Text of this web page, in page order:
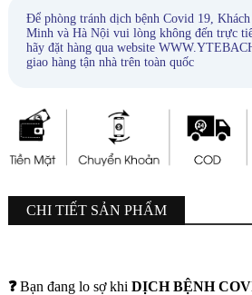
Để phòng tránh dịch bệnh Covid 19,
Minh và Hà Nội vui lòng không đến trực
hãy đặt hàng qua website
giao hàng tận nhà trên toàn quốc
CHI TIẾT SẢN PHẨM
❓Bạn đang lo sợ khi DỊCH BỆNH